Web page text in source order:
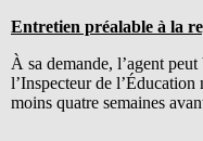
Entretien préalable à la
À sa demande, l’agent
l’Inspecteur de
moins quatre semaines